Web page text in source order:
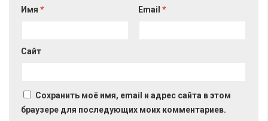
Имя * Email*
Сайт
Сохранить моё имя, email и адрес сайта в этом
браузере для последующих моих комментариев.